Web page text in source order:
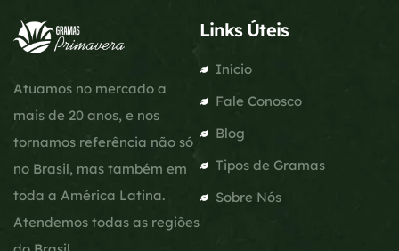
Atuamos no mercado a
mais de 20 anos, e nos
tornamos referência não só
no Brasil, mas também em
toda a América Latina.
Atendemos todas as regiões
Links Úteis
Início
Fale Conosco
Blog
Tipos de Gramas
Sobre Nós